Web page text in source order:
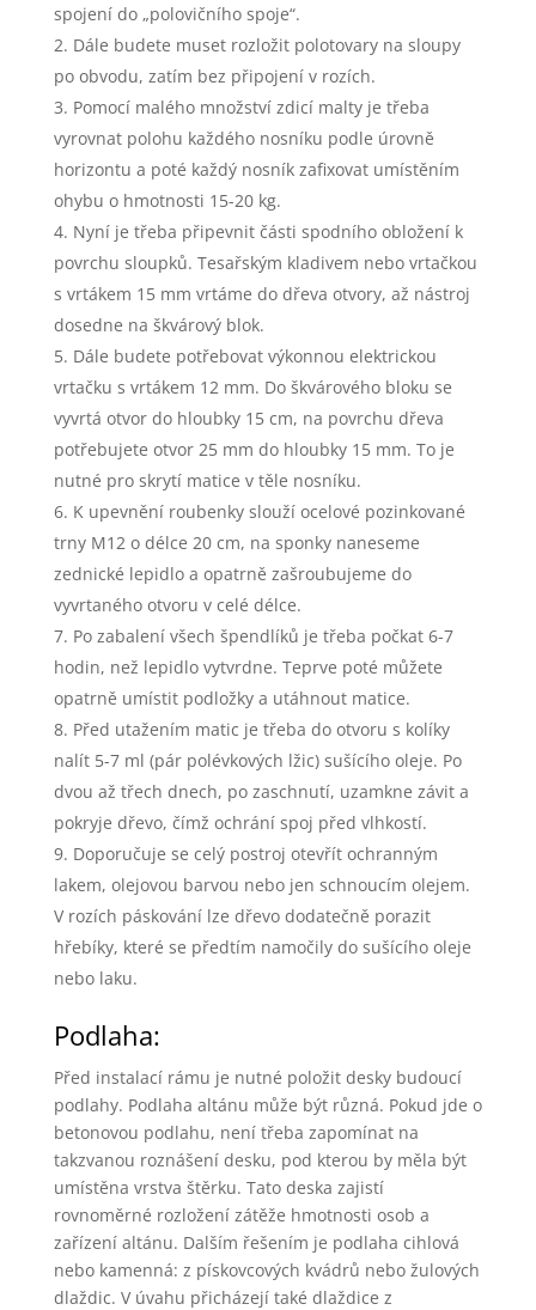
spojení do „polovičního spoje“.
Dále budete muset rozložit polotovary na sloupy
po obvodu, zatím bez připojení v rozích.
Pomocí malého množství zdicí malty je třeba
vyrovnat polohu každého nosníku podle úrovně
horizontu a poté každý nosník zafixovat umístěním
ohybu o hmotnosti 15-20 kg.
Nyní je třeba připevnit části spodního obložení k
povrchu sloupků. Tesařským kladivem nebo vrtačkou
s vrtákem 15 mm vrtáme do dřeva otvory, až nástroj
dosedne na škvárový blok.
Dále budete potřebovat výkonnou elektrickou
vrtačku s vrtákem 12 mm. Do škvárového bloku se
vyvrtá otvor do hloubky 15 cm, na povrchu dřeva
potřebujete otvor 25 mm do hloubky 15 mm. To je
nutné pro skrytí matice v těle nosníku.
K upevnění roubenky slouží ocelové pozinkované
trny M12 o délce 20 cm, na sponky naneseme
zednické lepidlo a opatrně zašroubujeme do
vyvrtaného otvoru v celé délce.
Po zabalení všech špendlíků je třeba počkat 6-7
hodin, než lepidlo vytvrdne. Teprve poté můžete
opatrně umístit podložky a utáhnout matice.
Před utažením matic je třeba do otvoru s kolíky
nalít 5-7 ml (pár polévkových lžic) sušícího oleje. Po
dvou až třech dnech, po zaschnutí, uzamkne závit a
pokryje dřevo, čímž ochrání spoj před vlhkostí.
Doporučuje se celý postroj otevřít ochranným
lakem, olejovou barvou nebo jen schnoucím olejem.
V rozích páskování lze dřevo dodatečně porazit
hřebíky, které se předtím namočily do sušícího oleje
nebo laku.
Podlaha:
Před instalací rámu je nutné položit desky budoucí
podlahy. Podlaha altánu může být různá. Pokud jde o
betonovou podlahu, není třeba zapomínat na
takzvanou roznášení desku, pod kterou by měla být
umístěna vrstva štěrku. Tato deska zajistí
rovnoměrné rozložení zátěže hmotnosti osob a
zařízení altánu. Dalším řešením je podlaha cihlová
nebo kamenná: z pískovcových kvádrů nebo žulových
dlaždic. V úvahu přicházejí také dlaždice z